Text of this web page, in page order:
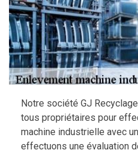
Notre société GJ
tous propriétaires pour
machine industrielle avec
effectuons une évaluation